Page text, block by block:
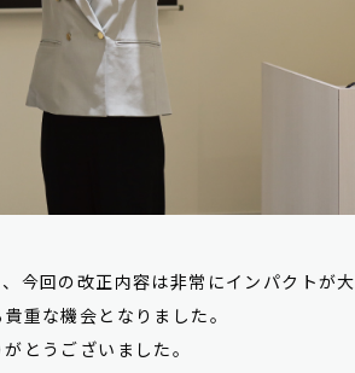
今回の改正内容は非常にインパクトが大
重な機会となりました。
とうございました。